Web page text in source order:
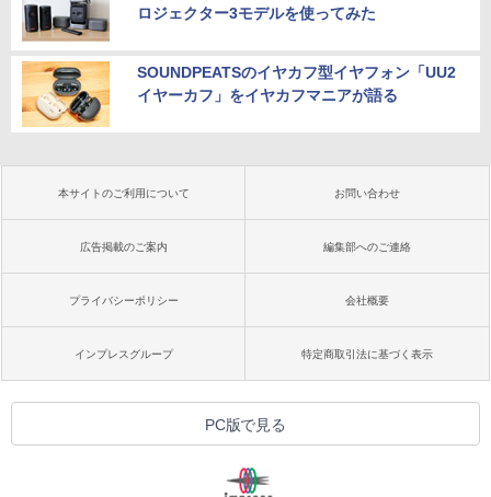
ロジェクター3モデルを使ってみた
SOUNDPEATSのイヤカフ型イヤフォン「UU2
イヤーカフ」をイヤカフマニアが語る
本サイトのご利用について お問い合わせ
広告掲載のご案内 編集部へのご連絡
プライバシーポリシー 会社概要
インプレスグループ 特定商取引法に基づく表示
PC版で見る